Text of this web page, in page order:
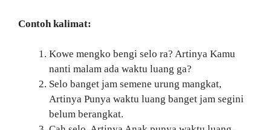
Contoh kalimat:
Kowe mengko bengi selo ra? Artinya Kamu
nanti malam ada waktu luang ga?
Selo banget jam semene urung mangkat,
Artinya Punya waktu luang banget jam segini
belum berangkat.